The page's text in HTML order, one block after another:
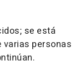
se está
personas